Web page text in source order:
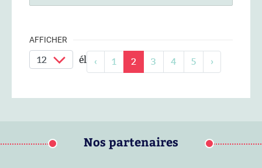
‹ 1 2 3 4 5 ›
AFFICHER
éléments / page
Nos partenaires